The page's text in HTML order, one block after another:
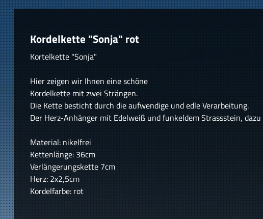
Kordelkette "Sonja" rot
Kortelkette "Sonja"
Hier zeigen wir Ihnen eine schöne
Kordelkette mit zwei Strängen.
Die Kette besticht durch die aufwendige und edle Verarbeitung.
Der Herz-Anhänger mit Edelweiß und funkeldem Strassstein,
Material: nikelfrei
Kettenlänge: 36cm
Verlängerungskette 7cm
Herz: 2x2,5cm
Kordelfarbe: rot